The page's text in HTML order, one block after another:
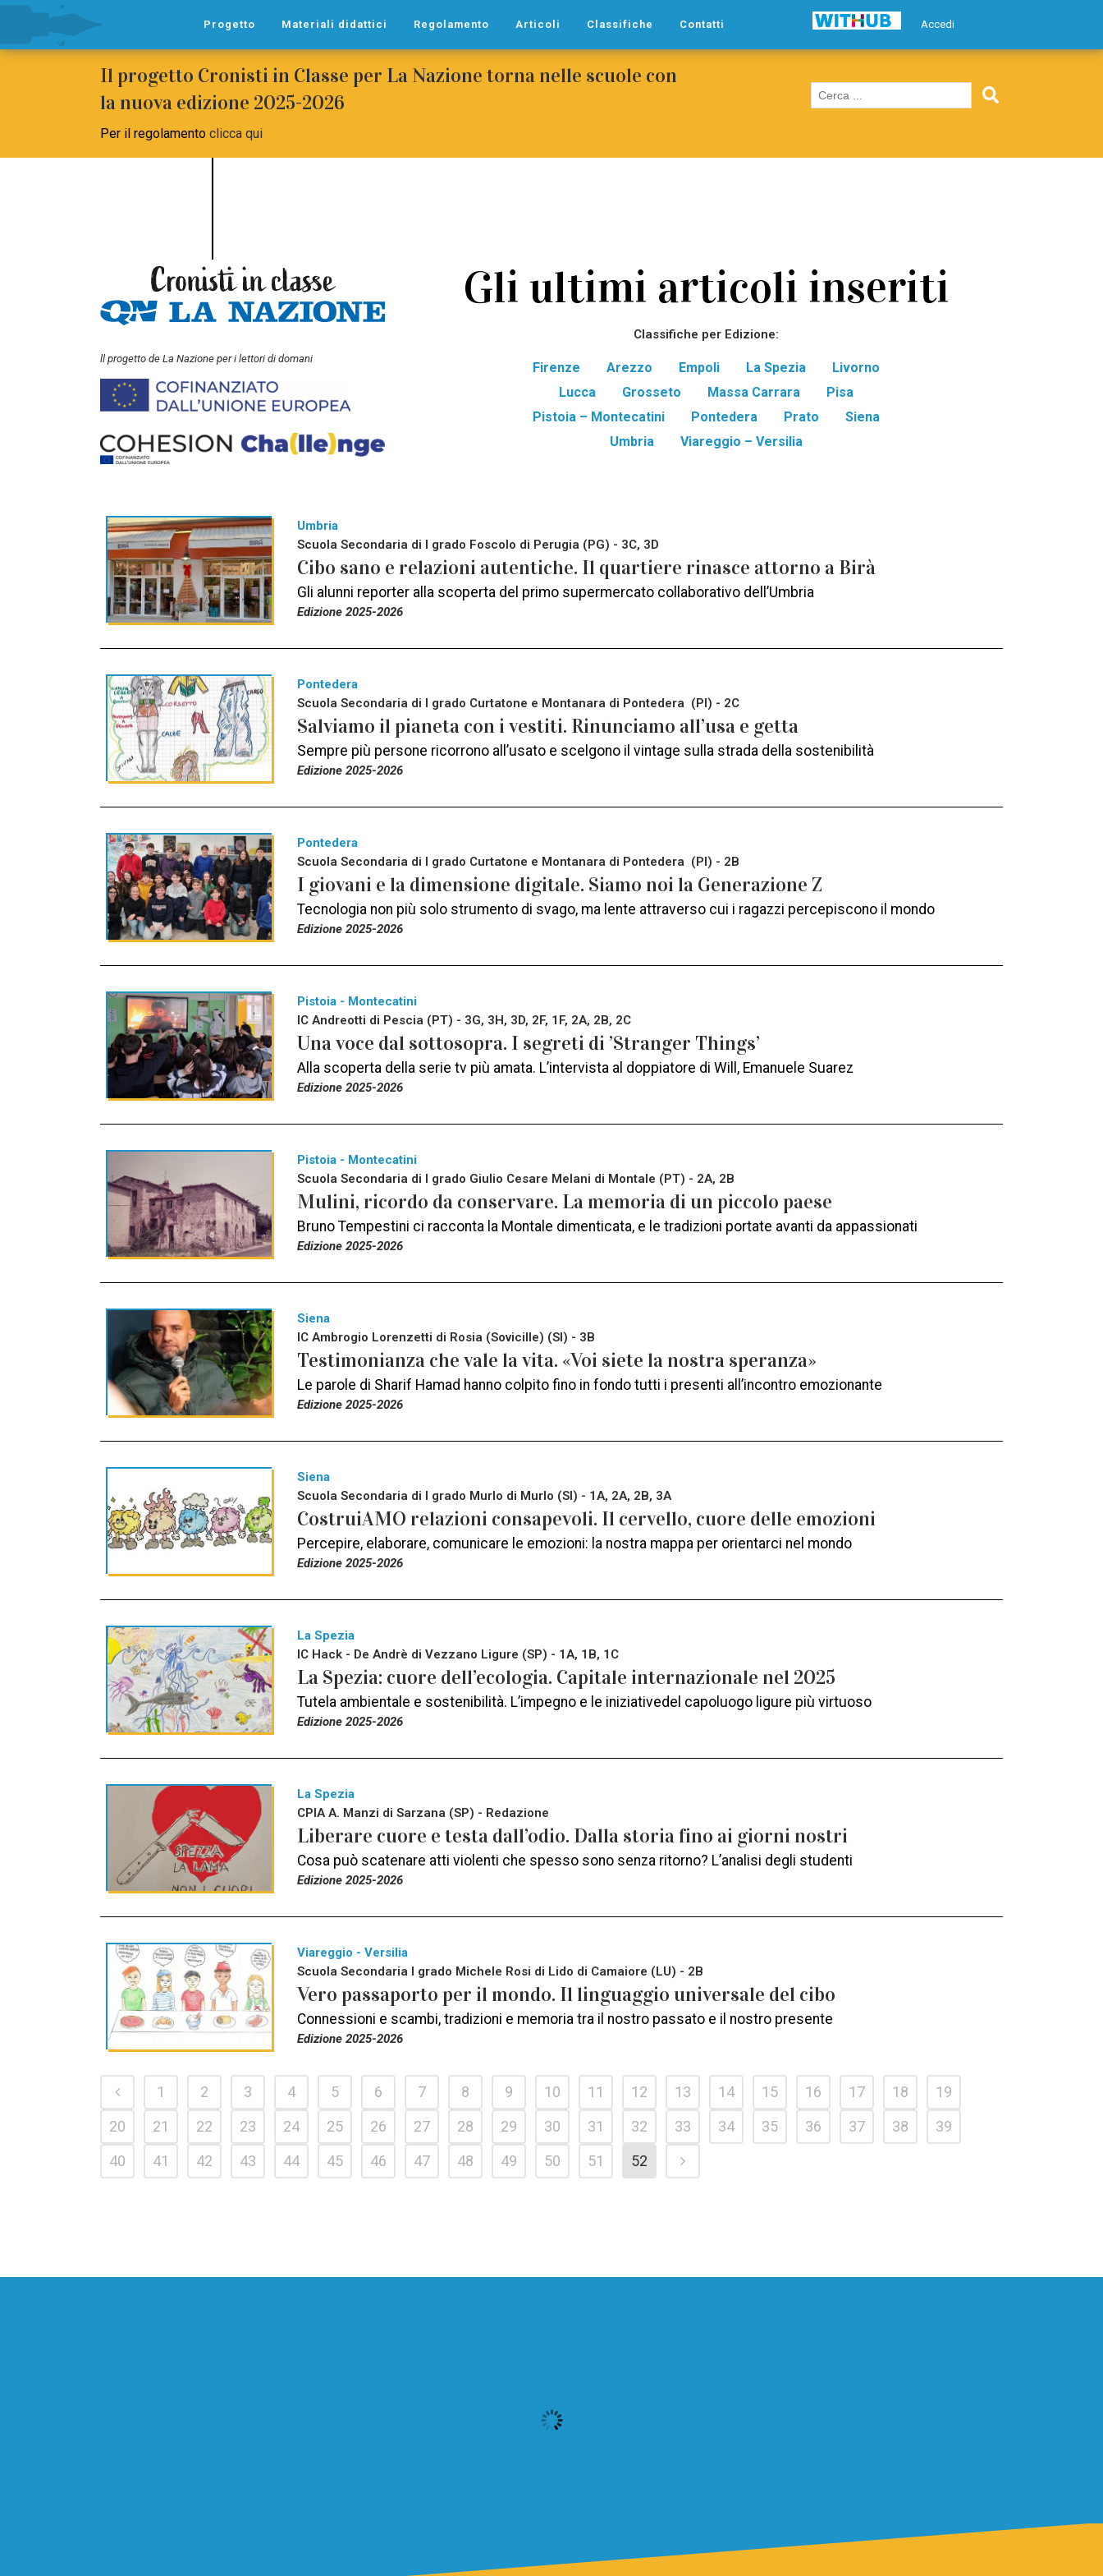
Accedi
Progetto Materiali didattici Regolamento Articoli Classifiche Contatti
Il progetto Cronisti in Classe per La Nazione torna nelle scuole con
la nuova edizione 2025-2026
Per il regolamento clicca qui
ll progetto de La Nazione per i lettori di domani
Gli ultimi articoli inseriti
Classifiche per Edizione:
Firenze Arezzo Empoli La Spezia
Livorno
Lucca
Grosseto Massa Carrara
Pisa
Pistoia – Montecatini
Pontedera Prato
Siena
Umbria
Viareggio – Versilia
Umbria
Scuola Secondaria di I grado Foscolo di Perugia (PG) - 3C, 3D
Cibo sano e relazioni autentiche. Il quartiere rinasce attorno a Birà
Gli alunni reporter alla scoperta del primo supermercato collaborativo dell’Umbria
Edizione 2025-2026
Pontedera
Scuola Secondaria di I grado Curtatone e Montanara di Pontedera (PI) - 2C
Salviamo il pianeta con i vestiti. Rinunciamo all’usa e getta
Sempre più persone ricorrono all’usato e scelgono il vintage sulla strada della sostenibilità
Edizione 2025-2026
Pontedera
Scuola Secondaria di I grado Curtatone e Montanara di Pontedera (PI) - 2B
I giovani e la dimensione digitale. Siamo noi la Generazione Z
Tecnologia non più solo strumento di svago, ma lente attraverso cui i ragazzi percepiscono il mondo
Edizione 2025-2026
Pistoia - Montecatini
IC Andreotti di Pescia (PT) - 3G, 3H, 3D, 2F, 1F, 2A, 2B, 2C
Una voce dal sottosopra. I segreti di ’Stranger Things’
Alla scoperta della serie tv più amata. L’intervista al doppiatore di Will, Emanuele Suarez
Edizione 2025-2026
Pistoia - Montecatini
Scuola Secondaria di I grado Giulio Cesare Melani di Montale (PT) - 2A, 2B
Mulini, ricordo da conservare. La memoria di un piccolo paese
Bruno Tempestini ci racconta la Montale dimenticata, e le tradizioni portate avanti da appassionati
Edizione 2025-2026
Siena
IC Ambrogio Lorenzetti di Rosia (Sovicille) (SI) - 3B
Testimonianza che vale la vita. «Voi siete la nostra speranza»
Le parole di Sharif Hamad hanno colpito fino in fondo tutti i presenti all’incontro emozionante
Edizione 2025-2026
Siena
Scuola Secondaria di I grado Murlo di Murlo (SI) - 1A, 2A, 2B, 3A
CostruiAMO relazioni consapevoli. Il cervello, cuore delle emozioni
Percepire, elaborare, comunicare le emozioni: la nostra mappa per orientarci nel mondo
Edizione 2025-2026
La Spezia
IC Hack - De Andrè di Vezzano Ligure (SP) - 1A, 1B, 1C
La Spezia: cuore dell’ecologia. Capitale internazionale nel 2025
Tutela ambientale e sostenibilità. L’impegno e le iniziativedel capoluogo ligure più virtuoso
Edizione 2025-2026
La Spezia
CPIA A. Manzi di Sarzana (SP) - Redazione
Liberare cuore e testa dall’odio. Dalla storia fino ai giorni nostri
Cosa può scatenare atti violenti che spesso sono senza ritorno? L’analisi degli studenti
Edizione 2025-2026
Viareggio - Versilia
Scuola Secondaria I grado Michele Rosi di Lido di Camaiore (LU) - 2B
Vero passaporto per il mondo. Il linguaggio universale del cibo
Connessioni e scambi, tradizioni e memoria tra il nostro passato e il nostro presente
Edizione 2025-2026
1 2 3 4 5 6 7 8 9 10 11 12 13 14 15 16 17 18
19
20
21 22 23 24 25 26 27 28 29 30 31 32 33 34 35 36 37 38
39
40
41 42 43 44 45 46 47 48 49 50 51 52